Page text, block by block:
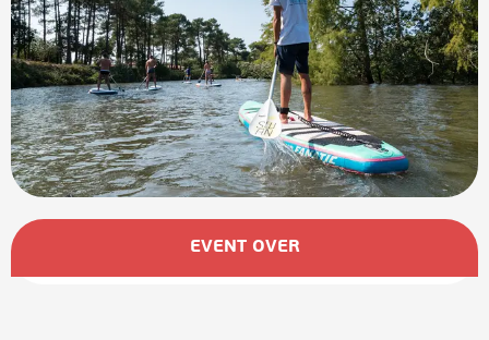
Öffnungszeiten & Kontaktdaten
EVENT OVER